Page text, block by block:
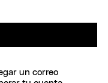
un correo